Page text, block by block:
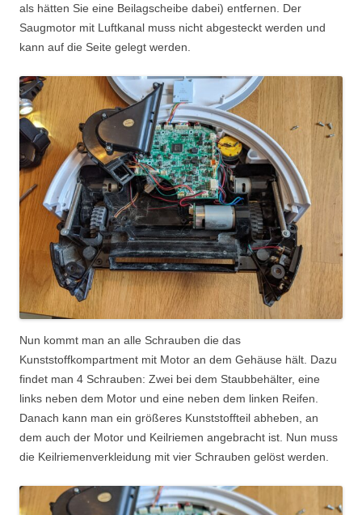
als hätten Sie eine Beilagscheibe dabei) entfernen. Der
Saugmotor mit Luftkanal muss nicht abgesteckt werden und
kann auf die Seite gelegt werden.
Nun kommt man an alle Schrauben die das
Kunststoffkompartment mit Motor an dem Gehäuse hält. Dazu
findet man 4 Schrauben: Zwei bei dem Staubbehälter, eine
links neben dem Motor und eine neben dem linken Reifen.
Danach kann man ein größeres Kunststoffteil abheben, an
dem auch der Motor und Keilriemen angebracht ist. Nun muss
die Keilriemenverkleidung mit vier Schrauben gelöst werden.